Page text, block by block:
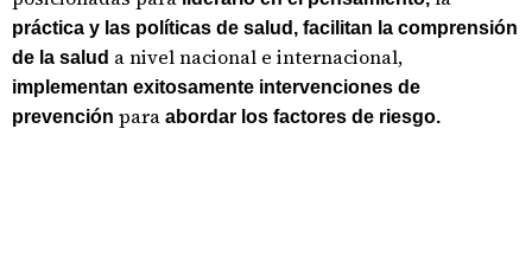
práctica y las políticas de salud, facilitan la comprensión
de la salud a nivel nacional e internacional,
implementan exitosamente intervenciones de
prevención para abordar los factores de riesgo.